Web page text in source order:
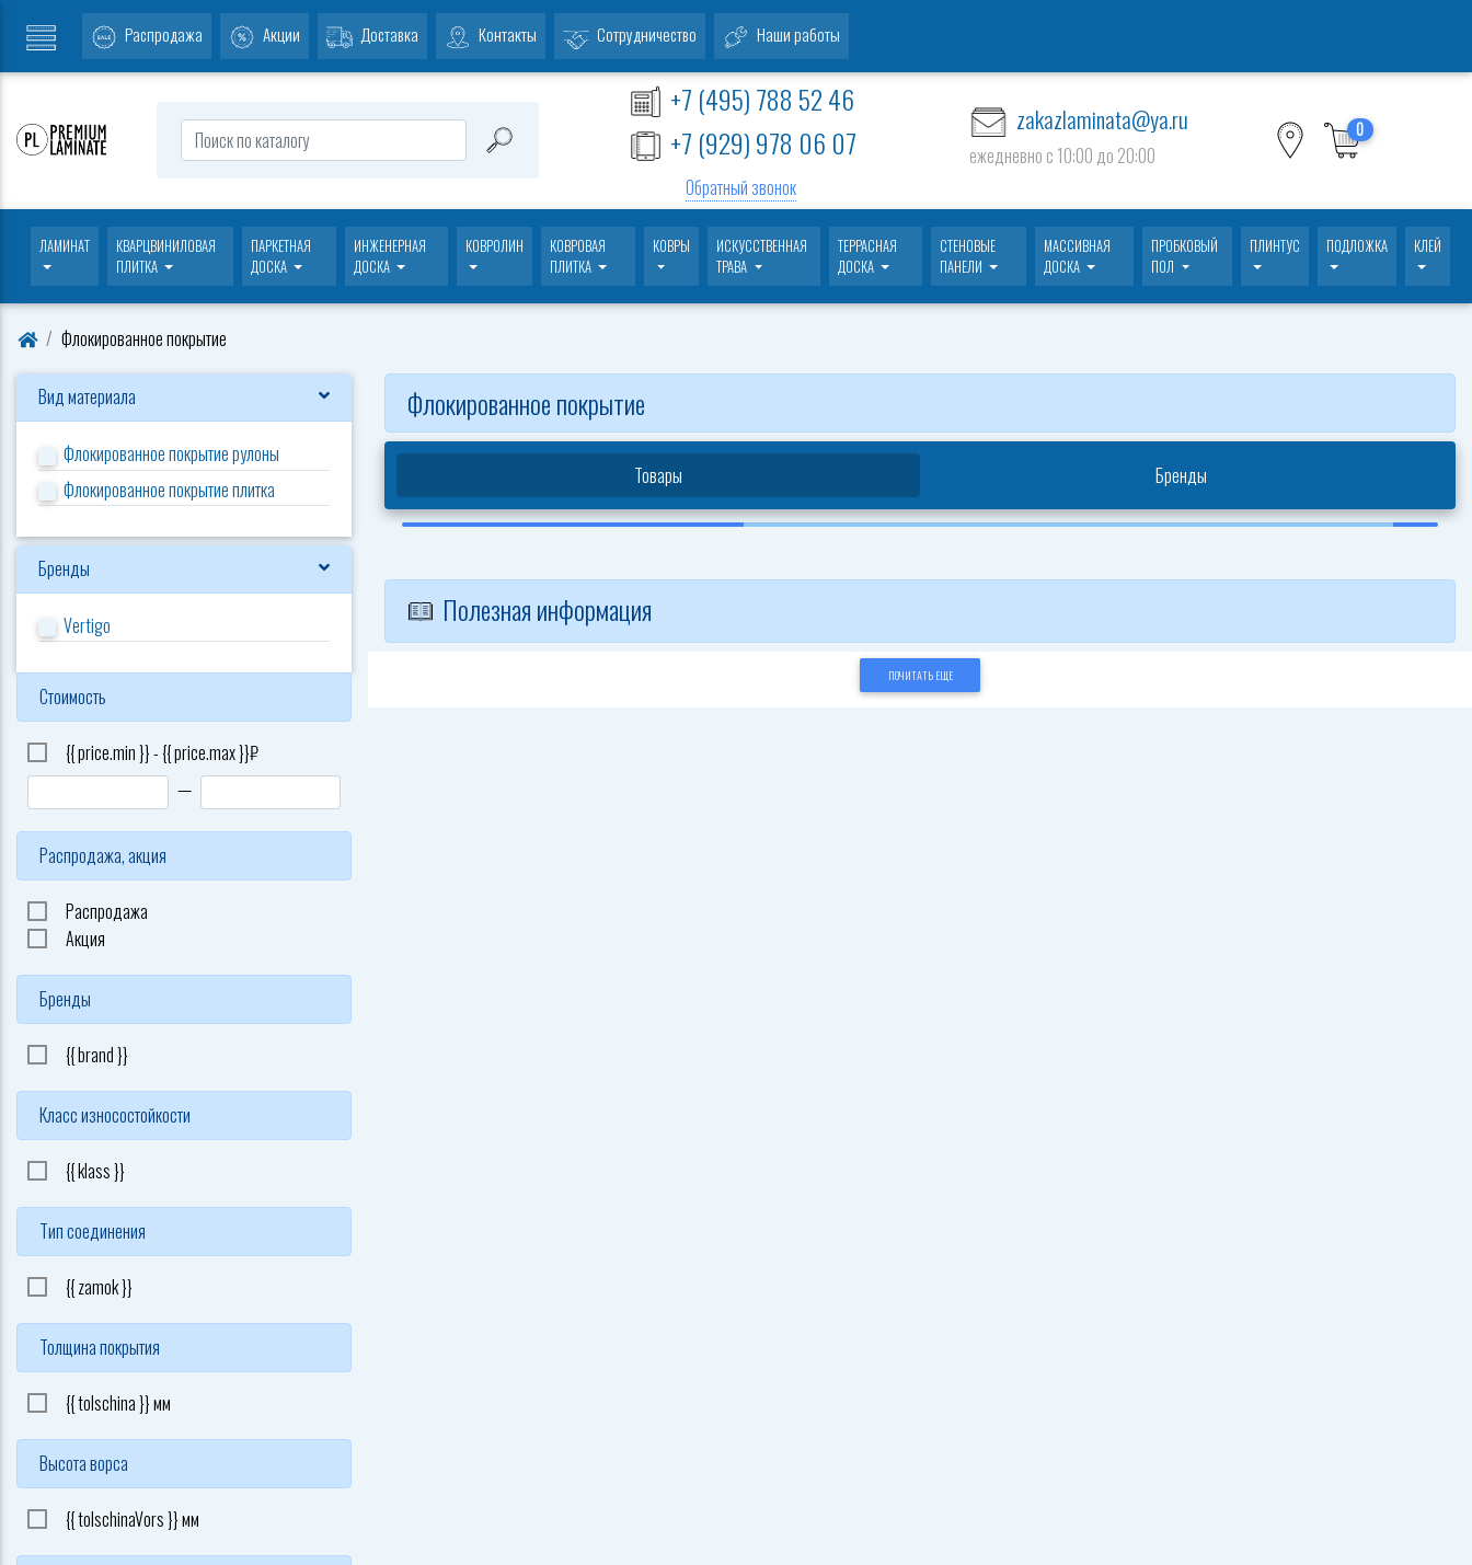
+7 (495) 788 52 46
+7 (929) 978 06 07
Обратный звонок
zakazlaminata@ya.ru
ежедневно c 10:00 до 20:00
0
ЛАМИНАТ
КВАРЦВИНИЛОВАЯ
ПЛИТКА
ПАРКЕТНАЯ
ДОСКА
ИНЖЕНЕРНАЯ
ДОСКА
КОВРОЛИН
КОВРОВАЯ
ПЛИТКА
КОВРЫ
ИСКУССТВЕННАЯ
ТРАВА
ТЕРРАСНАЯ
ДОСКА
СТЕНОВЫЕ
ПАНЕЛИ
МАССИВНАЯ
ДОСКА
ПРОБКОВЫЙ
ПОЛ
ПЛИНТУС ПОДЛОЖКА КЛЕЙ
Распродажа Акции Доставка Контакты Сотрудничество Наши работы
Флокированное покрытие
Вид материала
Флокированное покрытие рулоны
Флокированное покрытие плитка
Бренды
Vertigo
Стоимость
{{ price.min }} - {{ price.max }}₽
—
Распродажа, акция
Распродажа
Акция
Бренды
{{ brand }}
Класс износостойкости
{{ klass }}
Тип соединения
{{ zamok }}
Толщина покрытия
{{ tolschina }} мм
Высота ворса
{{ tolschinaVors }} мм
Флокированное покрытие
Товары Бренды
Полезная информация
ПОЧИТАТЬ ЕЩЕ